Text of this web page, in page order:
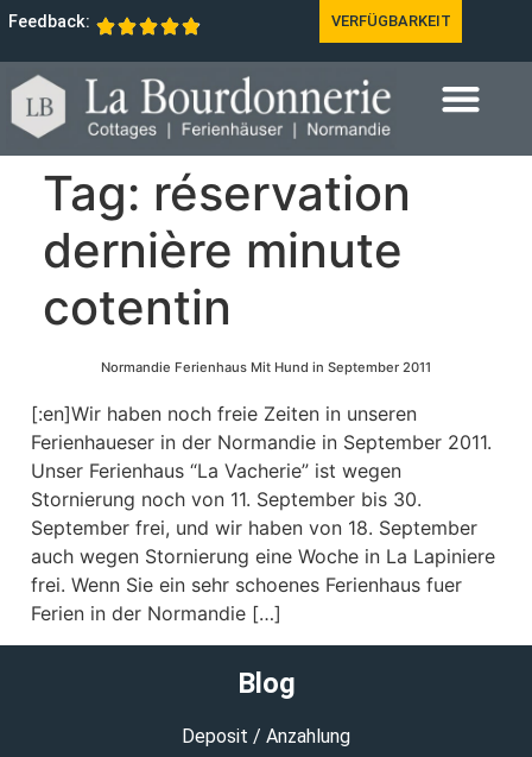
Feedback: VERFÜGBARKEIT
Tag: réservation
dernière minute
cotentin
Normandie Ferienhaus Mit Hund in September 2011
[:en]Wir haben noch freie Zeiten in unseren
Ferienhaueser in der Normandie in September 2011.
Unser Ferienhaus “La Vacherie” ist wegen
Stornierung noch von 11. September bis 30.
September frei, und wir haben von 18. September
auch wegen Stornierung eine Woche in La Lapiniere
frei. Wenn Sie ein sehr schoenes Ferienhaus fuer
Ferien in der Normandie […]
Blog
Deposit / Anzahlung